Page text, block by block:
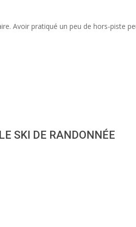
Avoir pratiqué un peu de hors-piste
SKI DE RANDONNÉE